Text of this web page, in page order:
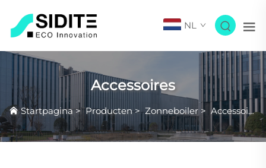
NL
Accessoires
Startpagina>Producten>Zonneboiler > Accessoires